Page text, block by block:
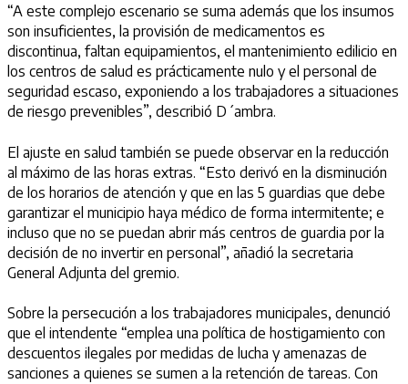
“A este complejo escenario se suma además que los insumos
son insuficientes, la provisión de medicamentos es
discontinua, faltan equipamientos, el mantenimiento edilicio en
los centros de salud es prácticamente nulo y el personal de
seguridad escaso, exponiendo a los trabajadores a situaciones
de riesgo prevenibles”, describió D´ambra.
El ajuste en salud también se puede observar en la reducción
al máximo de las horas extras. “Esto derivó en la disminución
de los horarios de atención y que en las 5 guardias que debe
garantizar el municipio haya médico de forma intermitente; e
incluso que no se puedan abrir más centros de guardia por la
decisión de no invertir en personal”, añadió la secretaria
General Adjunta del gremio.
Sobre la persecución a los trabajadores municipales, denunció
que el intendente “emplea una política de hostigamiento con
descuentos ilegales por medidas de lucha y amenazas de
sanciones a quienes se sumen a la retención de tareas. Con